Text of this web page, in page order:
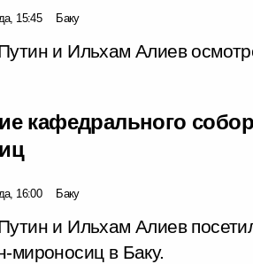
15:45 Баку
и Ильхам Алиев
кафедрального
16:00 Баку
и Ильхам Алиев
мироносиц в Баку.